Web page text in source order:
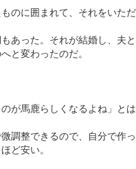
のに囲まれて、それをいた
あった。それが結婚し、夫
と変わったのだ。
が馬鹿らしくなるよね」とは
調整できるので、自分で作
ど安い。